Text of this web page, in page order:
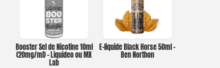
Booster Sel de Nicotine 10ml
(20mg/ml) – Liquideo ou MX
Lab
E-liquide Black Horse 50ml –
Ben Northon